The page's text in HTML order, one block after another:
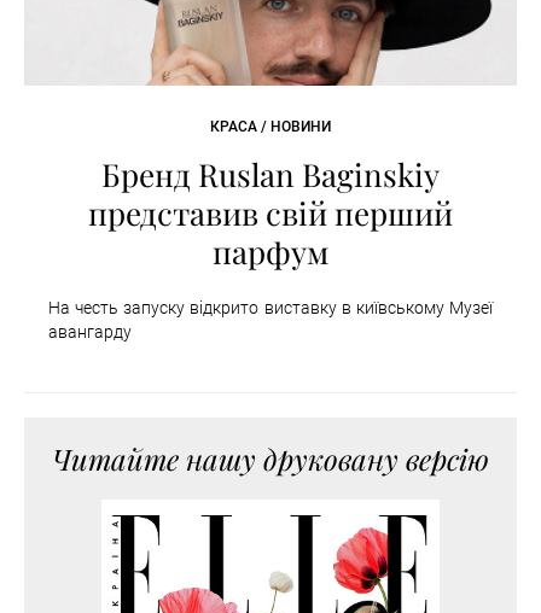
КРАСА / НОВИНИ
Бренд Ruslan Baginskiy
представив свій перший
парфум
На честь запуску відкрито виставку в київському Музеї
авангарду
Читайте нашу друковану версію